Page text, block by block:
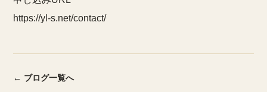
https://yl-s.net/contact/
← ブログ一覧へ